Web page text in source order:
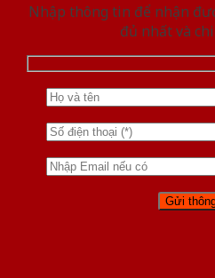
Nhập thông tin để nhận
đủ nhất và